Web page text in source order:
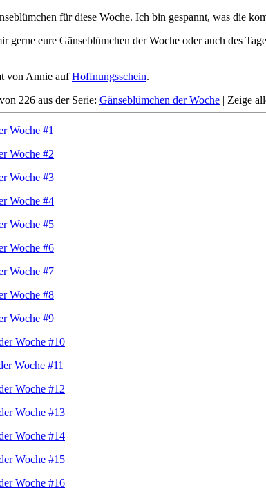
für diese Woche. Ich bin gespannt, was die
gerne eure Gänseblümchen der Woche oder auch des
von Annie aufHoffnungsschein.
226 aus der Serie: Gänseblümchen der Woche | Zeige
Woche #1
Woche #2
Woche #3
Woche #4
Woche #5
Woche #6
Woche #7
Woche #8
Woche #9
Woche #10
Woche #11
Woche #12
Woche #13
Woche #14
Woche #15
Woche #16